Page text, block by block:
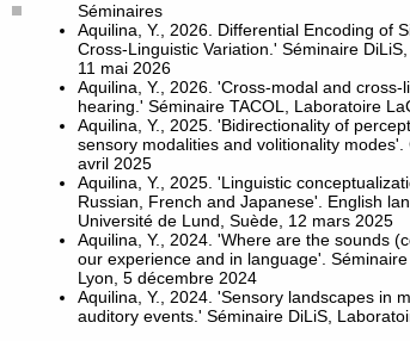
Séminaires
Aquilina, Y., 2026. Differential Encoding of
Cross-Linguistic Variation.' Séminaire
11 mai 2026
Aquilina, Y., 2026. 'Cross-modal and
hearing.' Séminaire TACOL, Laboratoire
Aquilina, Y., 2025. 'Bidirectionality of
sensory modalities and volitionality
avril 2025
Aquilina, Y., 2025. 'Linguistic
Russian, French and Japanese'. English
Université de Lund, Suède, 12 mars 2025
Aquilina, Y., 2024. 'Where are the sounds
our experience and in language'.
Lyon, 5 décembre 2024
Aquilina, Y., 2024. 'Sensory landscapes in
auditory events.' Séminaire DiLiS,